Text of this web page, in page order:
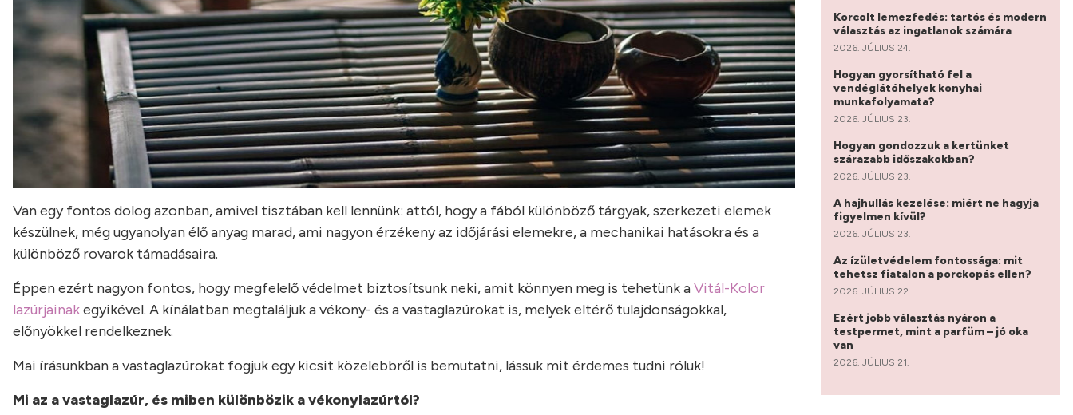
Van egy fontos dolog azonban, amivel tisztában kell lennünk: attól, hogy a fából különböző tárgyak, szerkezeti elemek
készülnek, még ugyanolyan élő anyag marad, ami nagyon érzékeny az időjárási elemekre, a mechanikai hatásokra és a
különböző rovarok támadásaira.
Éppen ezért nagyon fontos, hogy megfelelő védelmet biztosítsunk neki, amit könnyen meg is tehetünk aVitál-Kolor
lazúrjainakegyikével. A kínálatban megtaláljuk a vékony- és a vastaglazúrokat is, melyek eltérő tulajdonságokkal,
előnyökkel rendelkeznek.
Mai írásunkban a vastaglazúrokat fogjuk egy kicsit közelebbről is bemutatni, lássuk mit érdemes tudni róluk!
Mi az a vastaglazúr, és miben különbözik a vékonylazúrtól?
Korcolt lemezfedés: tartós és modern
választás az ingatlanok számára
2026. JÚLIUS 24.
Hogyan gyorsítható fel a
vendéglátóhelyek konyhai
munkafolyamata?
2026. JÚLIUS 23.
Hogyan gondozzuk a kertünket
szárazabb időszakokban?
2026. JÚLIUS 23.
A hajhullás kezelése: miért ne hagyja
figyelmen kívül?
2026. JÚLIUS 23.
Az ízületvédelem fontossága: mit
tehetsz fiatalon a porckopás ellen?
2026. JÚLIUS 22.
Ezért jobb választás nyáron a
testpermet, mint a parfüm – jó oka
van
2026. JÚLIUS 21.